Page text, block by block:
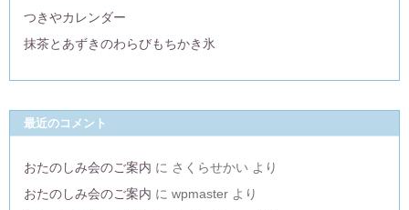
つきやカレンダー
抹茶とあずきのわらびもちかき氷
最近のコメント
おたのしみ会のご案内 に さくらせかい より
おたのしみ会のご案内 に wpmaster より